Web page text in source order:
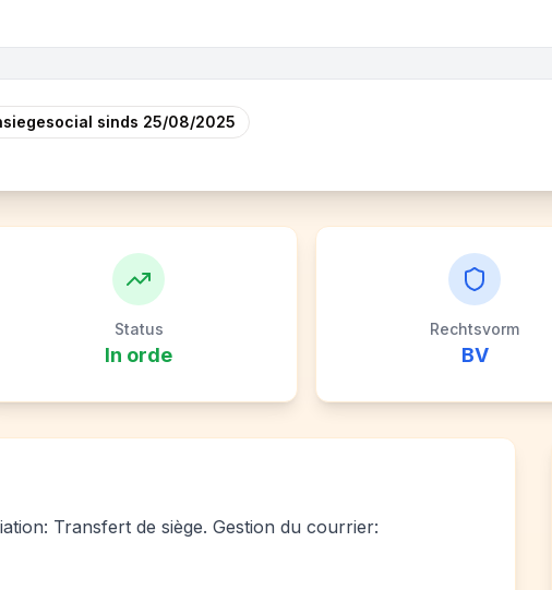
sinds 25/08/2025
Status
In orde
Rechtsvorm
BV
Transfert de siège. Gestion du courrier: